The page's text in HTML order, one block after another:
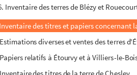
Inventaire des terres de Blézy et
Inventaire des titres et papiers concernant
Estimations diverses et ventes des terres
Papiers relatifs à Étourvy et à Villiers-le-